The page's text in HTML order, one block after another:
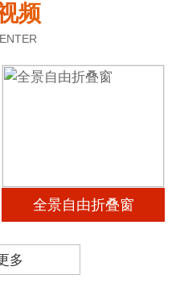
频
全景自由折叠窗
多